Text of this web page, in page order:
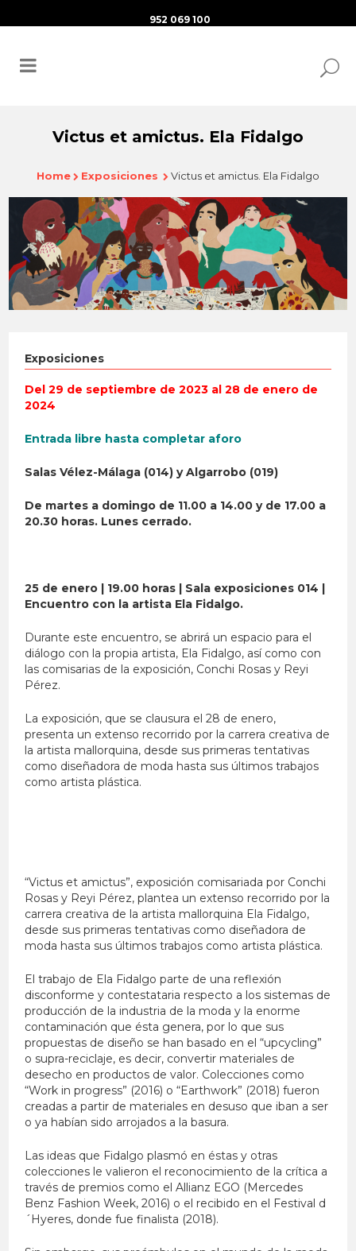
952 069 100
Victus et amictus. Ela Fidalgo
Home Exposiciones Victus et amictus. Ela Fidalgo
Exposiciones
Del 29 de septiembre de 2023 al 28 de enero de
2024
Entrada libre hasta completar aforo
Salas Vélez-Málaga (014) y Algarrobo (019)
De martes a domingo de 11.00 a 14.00 y de 17.00 a
20.30 horas. Lunes cerrado.
25 de enero | 19.00 horas | Sala exposiciones 014 |
Encuentro con la artista Ela Fidalgo.
Durante este encuentro, se abrirá un espacio para el
diálogo con la propia artista, Ela Fidalgo, así como con
las comisarias de la exposición, Conchi Rosas y Reyi
Pérez.
La exposición, que se clausura el28 de enero,
presenta un extenso recorrido por la carrera creativa de
la artista mallorquina, desde sus primeras tentativas
como diseñadora de moda hasta sus últimos trabajos
como artista plástica.
“Victus et amictus”, exposición comisariada por Conchi
Rosas y Reyi Pérez, plantea un extenso recorrido por la
carrera creativa de la artista mallorquina Ela Fidalgo,
desde sus primeras tentativas como diseñadora de
moda hasta sus últimos trabajos como artista plástica.
El trabajo de Ela Fidalgo parte de una reflexión
disconforme y contestataria respecto a los sistemas de
producción de la industria de la moda y la enorme
contaminación que ésta genera, por lo que sus
propuestas de diseño se han basado en el “upcycling”
o supra-reciclaje, es decir, convertir materiales de
desecho en productos de valor. Colecciones como
“Work in progress” (2016) o “Earthwork” (2018) fueron
creadas a partir de materiales en desuso que iban a ser
o ya habían sido arrojados a la basura.
Las ideas que Fidalgo plasmó en éstas y otras
colecciones le valieron el reconocimiento de la crítica a
través de premios como el Allianz EGO (Mercedes
Benz Fashion Week, 2016) o el recibido en el Festival d
´Hyeres, donde fue finalista (2018).